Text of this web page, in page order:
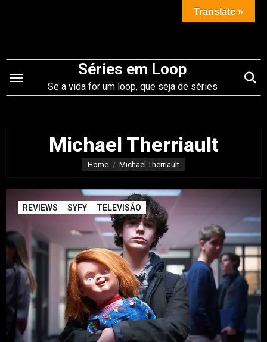
conteúdo
Séries em Loop
Se a vida for um loop, que seja de séries
Michael Therriault
Home Michael Therriault
REVIEWS SYFY TELEVISÃO
Translate »